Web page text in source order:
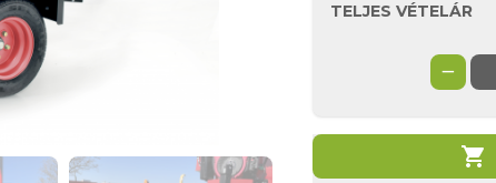
TELJES VÉTELÁR
−
shopping_cart